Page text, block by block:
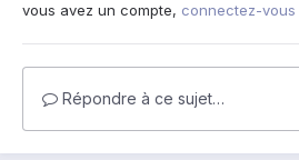
vous avez un compte, connectez-vous
Répondre à ce sujet…